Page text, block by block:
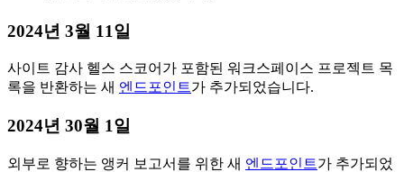
2024년 3월 11일
사이트 감사 헬스 스코어가 포함된 워크스페이스 프로젝트 목
록을 반환하는 새 엔드포인트가 추가되었습니다.
2024년 30월 1일
외부로 향하는 앵커 보고서를 위한 새 엔드포인트가 추가되었